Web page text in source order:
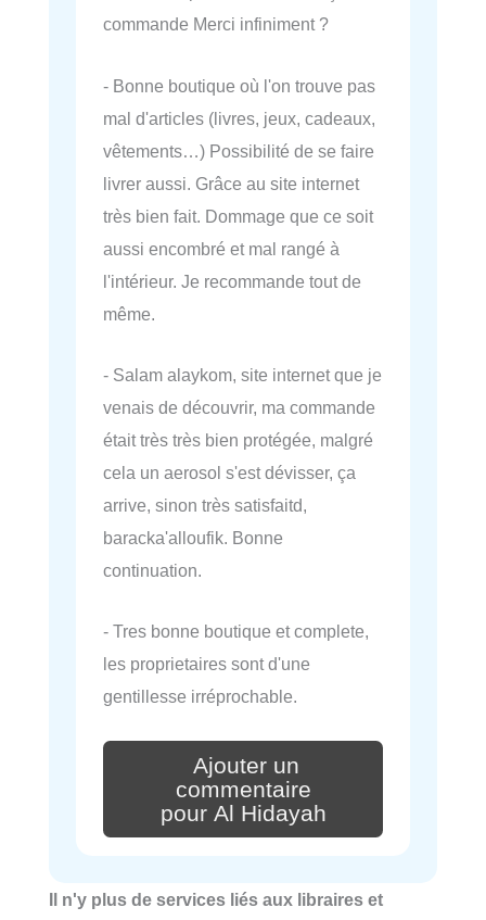
commande Merci infiniment ?
- Bonne boutique où l'on trouve pas
mal d'articles (livres, jeux, cadeaux,
vêtements…) Possibilité de se faire
livrer aussi. Grâce au site internet
très bien fait. Dommage que ce soit
aussi encombré et mal rangé à
l'intérieur. Je recommande tout de
même.
- Salam alaykom, site internet que je
venais de découvrir, ma commande
était très très bien protégée, malgré
cela un aerosol s'est dévisser, ça
arrive, sinon très satisfaitd,
baracka'alloufik. Bonne
continuation.
- Tres bonne boutique et complete,
les proprietaires sont d'une
gentillesse irréprochable.
Ajouter un
commentaire
pour Al Hidayah
Il n'y plus de services liés aux libraires et